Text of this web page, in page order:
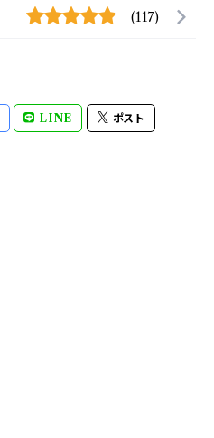
(117)
LINE ポスト